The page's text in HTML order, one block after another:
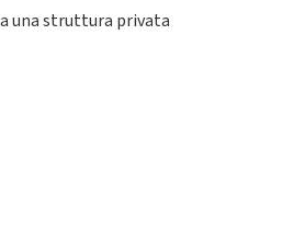
una struttura privata